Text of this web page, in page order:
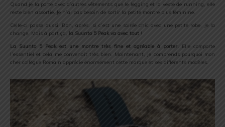
Quand je la porte avec d’autres vêtements que le legging et la veste de running, elle
reste bien assortie. Je n’ai pas besoin de sortir la petite montre plus féminine.
Celle-ci passe aussi. Bon, après, si c’est une soirée chic avec une petite robe, je la
change. Mais à part ça,
la Suunto 5 Peak va avec tout !
La Suunto 5 Peak est une montre très fine et agréable à porter. Elle comporte
l’essentiel et cela me convenait très bien. Maintenant, je comprends pourquoi mon
cher collègue Romain apprécie énormément cette marque et ses différents modèles.